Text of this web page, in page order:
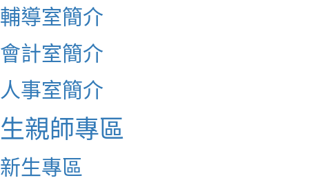
輔導室簡介
會計室簡介
人事室簡介
生親師專區
新生專區